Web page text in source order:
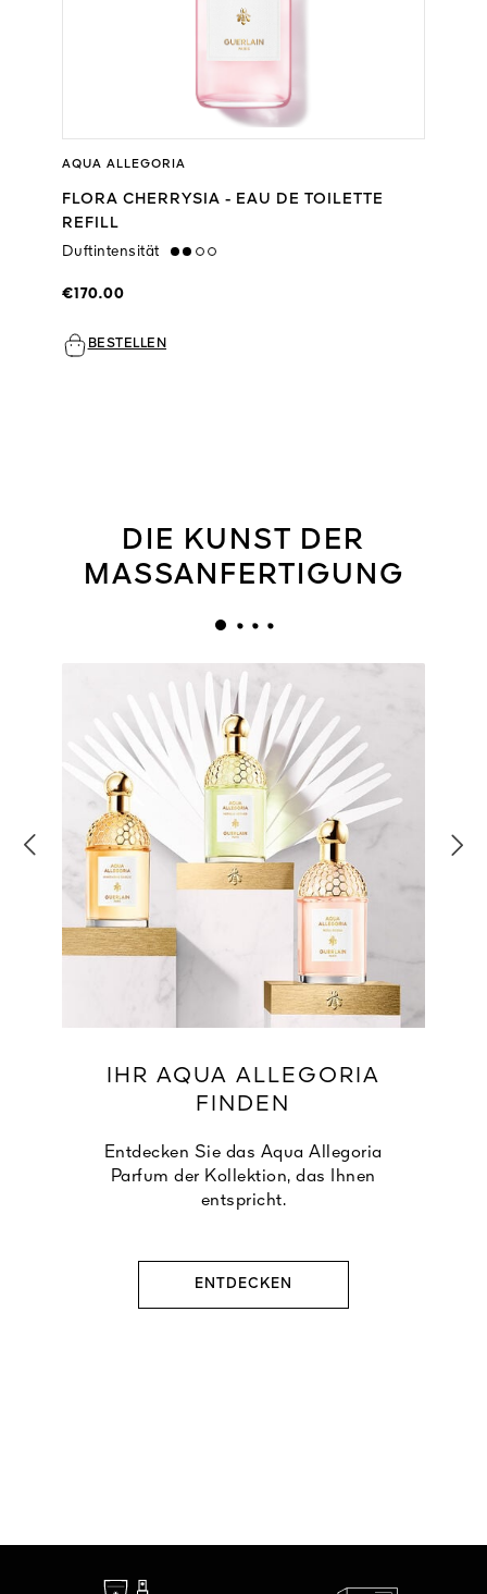
AQUA ALLEGORIA
FLORA CHERRYSIA - EAU DE TOILETTE
REFILL
Duftintensität medium
€170.00
BESTELLEN
DIE KUNST DER
MASSANFERTIGUNG
IHR AQUA ALLEGORIA
FINDEN
Entdecken Sie das Aqua Allegoria
Parfum der Kollektion, das Ihnen
entspricht.
ENTDECKEN